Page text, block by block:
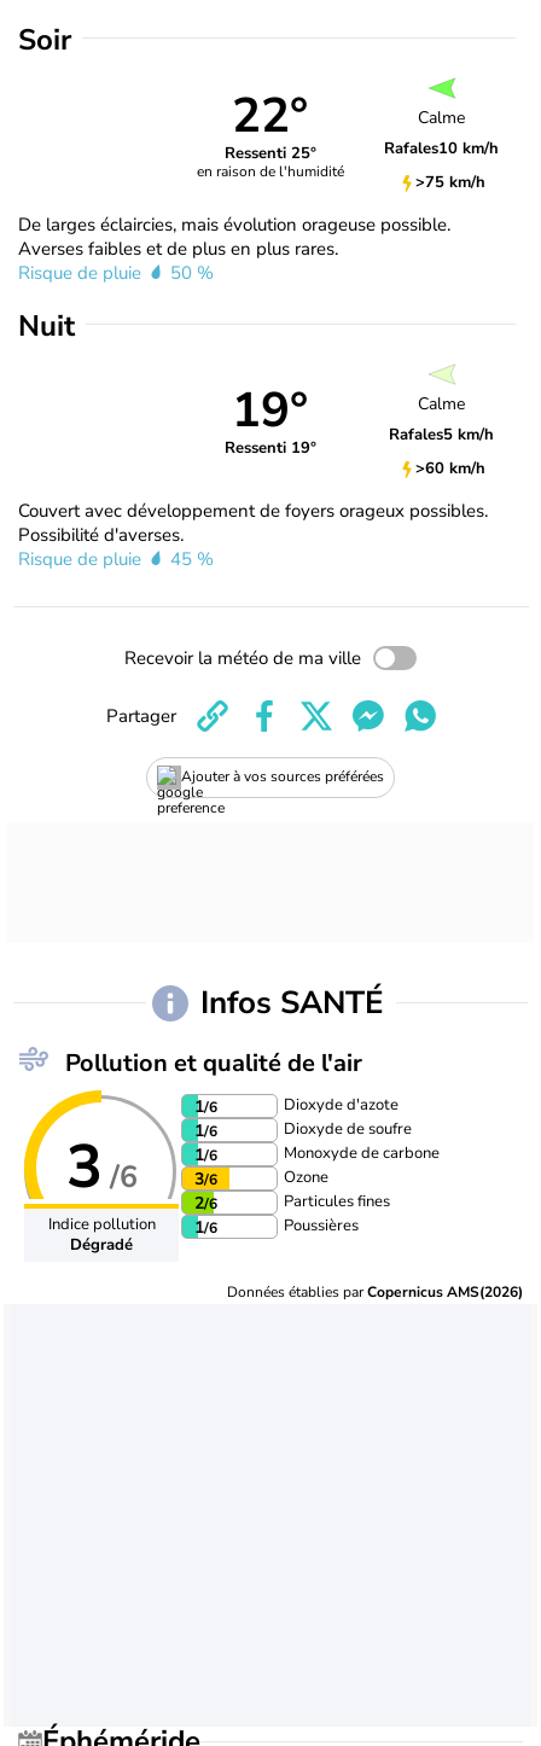
Soir
22°
Ressenti 25°
en raison de l'humidité
Calme
Rafales10 km/h
>75 km/h
De larges éclaircies, mais évolution orageuse possible.
Averses faibles et de plus en plus rares.
Risque de pluie
50 %
Nuit
19°
Ressenti 19°
Calme
Rafales5 km/h
>60 km/h
Couvert avec développement de foyers orageux possibles.
Possibilité d'averses.
Risque de pluie
45 %
Recevoir la météo de ma ville
Ajouter à vos sources préférées
Partager
Infos SANTÉ
Pollution et qualité de l'air
3 /6
Indice pollution
Dégradé
1/6 Dioxyde d'azote
1/6 Dioxyde de soufre
1/6 Monoxyde de carbone
3/6 Ozone
2/6 Particules fines
1/6 Poussières
Données établies parCopernicus AMS(2026)